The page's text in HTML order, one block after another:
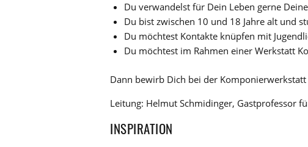
Du verwandelst für Dein Leben gerne
Du bist zwischen 10 und 18 Jahre alt und
Du möchtest Kontakte knüpfen mit
Du möchtest im Rahmen einer Werkstatt
Dann bewirb Dich bei der
Leitung: Helmut Schmidinger, Gastprofessor
INSPIRATION